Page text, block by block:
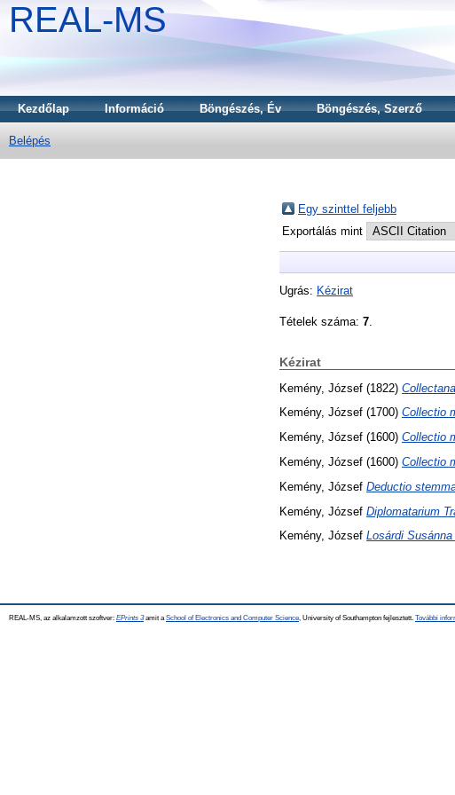
REAL-MS
Kezdőlap Információ Böngészés, Év Böngészés, Szerző
Belépés
Egy szinttel feljebb
Exportálás mint
Ugrás: Kézirat
Tételek száma: 7
Kézirat
Kemény, József (1822)
Kemény, József (1700) Collectio
Kemény, József (1600) Collectio
Kemény, József (1600) Collectio
Kemény, József Deductio
Kemény, József Diplomatarium
Kemény, József Losárdi
REAL-MS, az alkalamzott szoftver: EPrints 3amit a School of Electronics and Computer Science , University of Southampton fejlesztett. További